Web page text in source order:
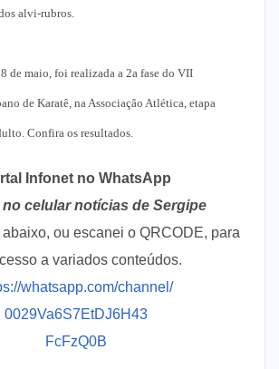
alvi-rubros.
maio, foi realizada a 2a fase do VII
de Karatê, na Associação Atlética, etapa
Confira os resultados.
Infonet no WhatsApp
no celular notícias de Sergipe
ou escanei o QRCODE, para
a variados conteúdos.
whatsapp.com/channel/
0029Va6S7EtDJ6H43
FcFzQ0B